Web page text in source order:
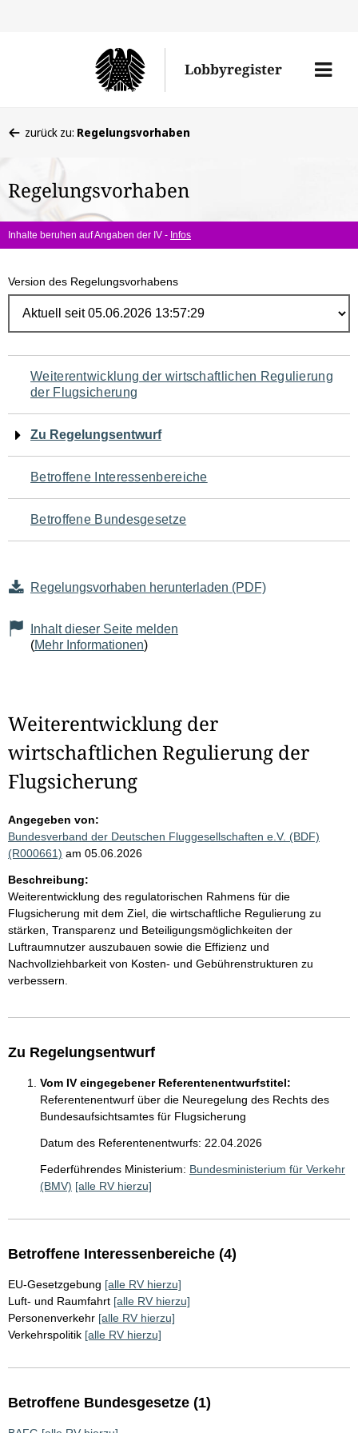
Lobbyregister
Menü
befinden
hier:
zurück zu: Regelungsvorhaben
Regelungsvorhaben
Inhalte beruhen auf Angaben der IV - Infos
Version des Regelungsvorhabens
Navigation
für
den
Seiteninhalt
Weiterentwicklung der wirtschaftlichen Regulierung
der Flugsicherung
Zu Regelungsentwurf
Betroffene Interessenbereiche
Betroffene Bundesgesetze
Regelungsvorhaben herunterladen (PDF)
Inhalt dieser Seite melden
(Mehr Informationen)
Weiterentwicklung der
wirtschaftlichen Regulierung der
Flugsicherung
Angegeben von:
Bundesverband der Deutschen Fluggesellschaften e.V. (BDF)
(R000661) am 05.06.2026
Beschreibung:
Weiterentwicklung des regulatorischen Rahmens für die
Flugsicherung mit dem Ziel, die wirtschaftliche Regulierung zu
stärken, Transparenz und Beteiligungsmöglichkeiten der
Luftraumnutzer auszubauen sowie die Effizienz und
Nachvollziehbarkeit von Kosten- und Gebührenstrukturen zu
verbessern.
Zu Regelungsentwurf
Vom IV eingegebener Referentenentwurfstitel:
Referentenentwurf über die Neuregelung des Rechts des
Bundesaufsichtsamtes für Flugsicherung
Datum des Referentenentwurfs: 22.04.2026
Federführendes Ministerium: Bundesministerium für Verkehr
(BMV) [alle RV hierzu]
Betroffene Interessenbereiche (4)
EU-Gesetzgebung [alle RV hierzu]
Luft- und Raumfahrt [alle RV hierzu]
Personenverkehr [alle RV hierzu]
Verkehrspolitik [alle RV hierzu]
Betroffene Bundesgesetze (1)